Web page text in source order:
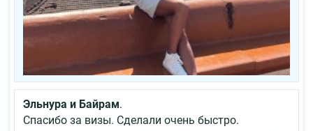
Эльнура и Байрам.
Спасибо за визы. Сделали очень быстро.